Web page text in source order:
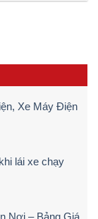
Xe Máy Điện
lái xe chạy